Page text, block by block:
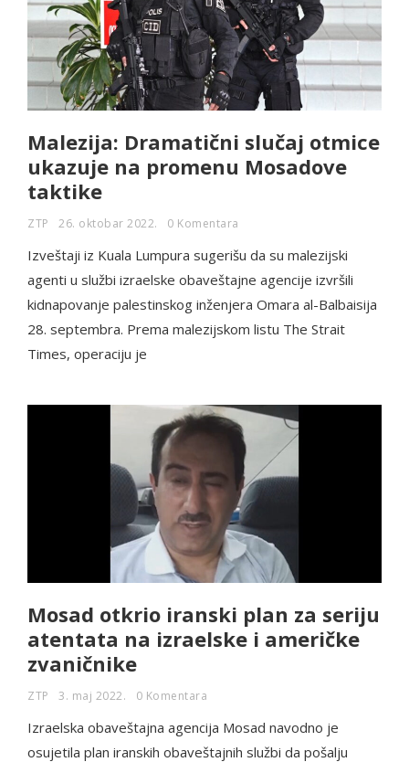
Malezija: Dramatični slučaj otmice
ukazuje na promenu Mosadove
taktike
ZTP 26. oktobar 2022. 0 Komentara
Izveštaji iz Kuala Lumpura sugerišu da su malezijski
agenti u službi izraelske obaveštajne agencije izvršili
kidnapovanje palestinskog inženjera Omara al-Balbaisija
28. septembra. Prema malezijskom listu The Strait
Times, operaciju je
Mosad otkrio iranski plan za seriju
atentata na izraelske i američke
zvaničnike
ZTP 3. maj 2022. 0 Komentara
Izraelska obaveštajna agencija Mosad navodno je
osujetila plan iranskih obaveštajnih službi da pošalju